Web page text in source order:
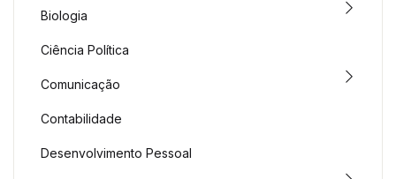
Biologia
Ciência Política
Comunicação
Contabilidade
Desenvolvimento Pessoal